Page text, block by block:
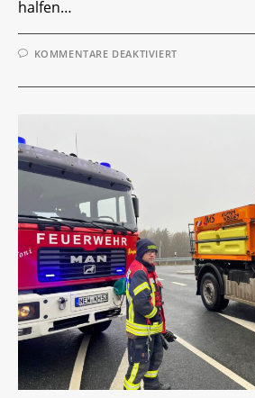
halfen…
KOMMENTARE DEAKTIVIERTFÜR